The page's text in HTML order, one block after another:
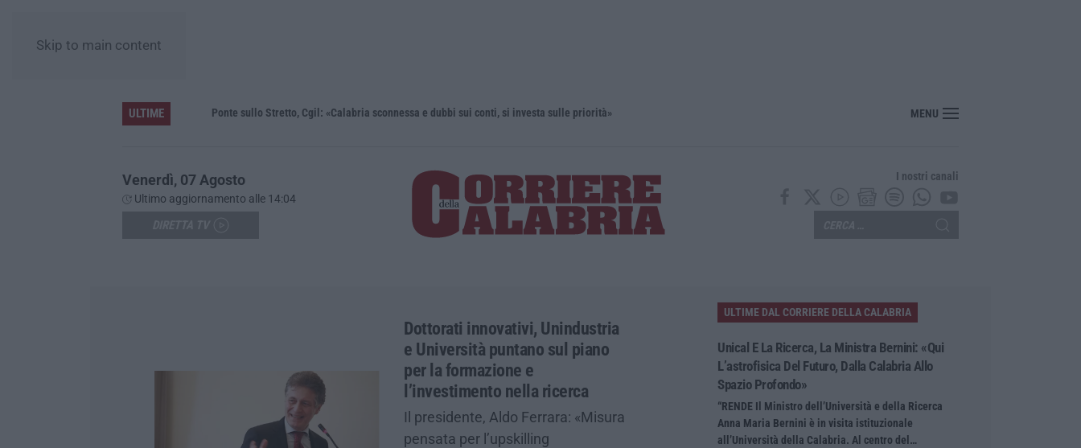
Skip to main content
ULTIME
Unical e la ricerca, la ministra Bernini: «Qui l’astrofisica del futuro, dalla Calabria allo spazio profondo» Ponte sullo Stretto, Cgil: «Calabria sconnessa e dubbi sui conti, si investa sulle priorità» “Puca” a Venezia con il sostegno della Calabria Film Commission
MENU
Venerdì, 07 Agosto
Ultimo aggiornamento alle 14:04
I nostri canali
Dottorati innovativi, Unindustria
e Università puntano sul piano
per la formazione e
l’investimento nella ricerca
Il presidente, Aldo Ferrara: «Misura
pensata per l’upskilling
ULTIME DAL CORRIERE DELLA CALABRIA
Unical E La Ricerca, La Ministra Bernini: «Qui
L’astrofisica Del Futuro, Dalla Calabria Allo
Spazio Profondo»
“RENDE Il Ministro dell’Università e della Ricerca
Anna Maria Bernini è in visita istituzionale
all’Università della Calabria. Al centro del…